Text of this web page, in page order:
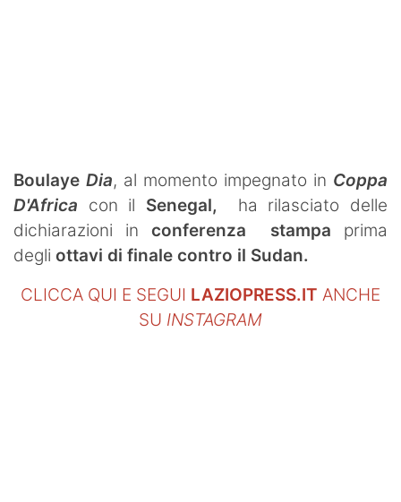
Boulaye Dia, al momento impegnato in Coppa
D'Africa
con il Senegal, ha rilasciato delle
dichiarazioni in conferenza stampa prima
degli ottavi di finale contro il Sudan.
CLICCA QUI E SEGUI LAZIOPRESS.IT ANCHE
SU INSTAGRAM